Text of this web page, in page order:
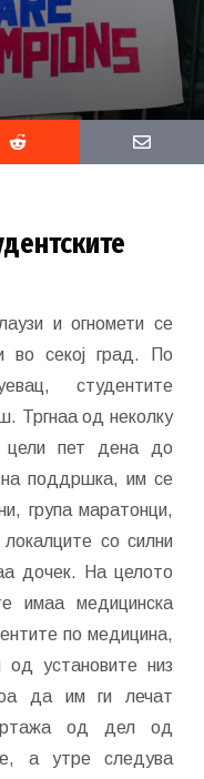
и огномети се
во секој град. По
студентите
Тргнаа од неколку
цели пет дена до
на поддршка, им се
група маратонци,
со силни
дочек. На целото
имаа медицинска
по медицина,
установите низ
да им ги лечат
од дел од
а утре следува